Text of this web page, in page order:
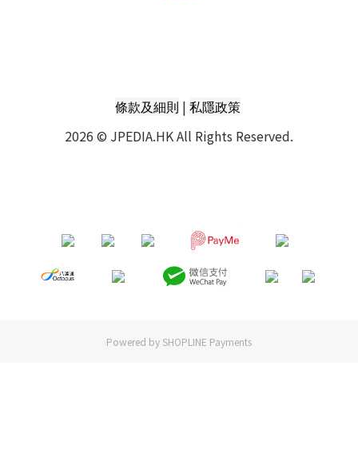
條款及細則 | 私隱政策
2026 © JPEDIA.HK All Rights Reserved.
Powered by SHOPLINE Payments